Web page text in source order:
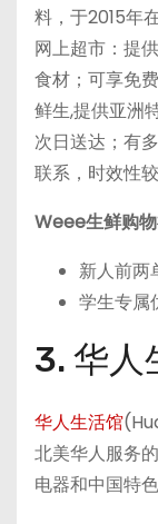
料，于2015年
网上超市：提
食材；可享免
鲜生,提供亚洲
次日送达；有
联系，时效性
Weee生鲜购
新人前两
学生专属
3. 华人
华人生活馆
北美华人服务
电器和中国特色